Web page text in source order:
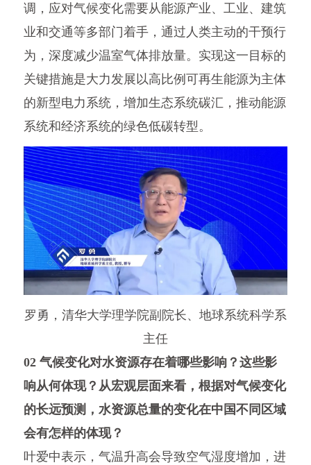
调，应对气候变化需要从能源产业、工业、建筑
业和交通等多部门着手，通过人类主动的干预行
为，深度减少温室气体排放量。实现这一目标的
关键措施是大力发展以高比例可再生能源为主体
的新型电力系统，增加生态系统碳汇，推动能源
系统和经济系统的绿色低碳转型。
罗勇，清华大学理学院副院长、地球系统科学系
主任
02 气候变化对水资源存在着哪些影响？这些影
响从何体现？从宏观层面来看，根据对气候变化
的长远预测，水资源总量的变化在中国不同区域
会有怎样的体现？
叶爱中表示，气温升高会导致空气湿度增加，进